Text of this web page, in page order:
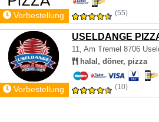
Vorbestellung (55)
USELDANGE
11, Am Tremel 8706
halal, döner, pizza
Vorbestellung (10)